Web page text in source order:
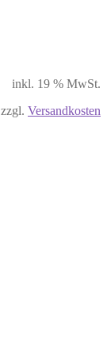
inkl. 19 % MwSt.
zzgl. Versandkosten